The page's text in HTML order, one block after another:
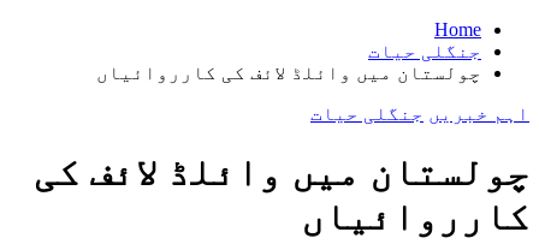
Home
جنگلی حیات
چولستان میں وائلڈ لائف کی کارروائیاں
اہم خبریں جنگلی حیات
چولستان میں وائلڈ لائف کی
کارروائیاں